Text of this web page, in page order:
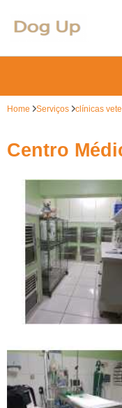
Home Serviços clínicas
Centro